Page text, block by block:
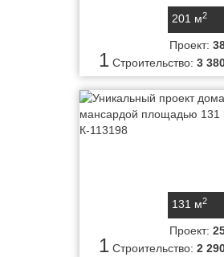
201 м2
1
Проект:
Строительство: 3
131 м2
1
Проект:
Строительство: 2